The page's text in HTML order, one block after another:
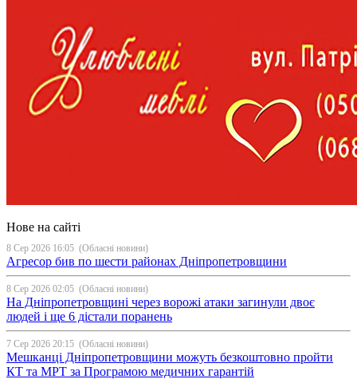
Нове на сайті
8 Сер 2026 16:05 (Обласні новини)
Агресор бив по шести районах Дніпропетровщини
8 Сер 2026 02:05 (Обласні новини)
На Дніпропетровщині через ворожі атаки загинули двоє
людей і ще 6 дістали поранень
7 Сер 2026 20:15 (Обласні новини)
Мешканці Дніпропетровщини можуть безкоштовно пройти
КТ та МРТ за Програмою медичних гарантій